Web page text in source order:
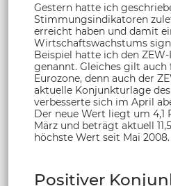
Gestern hatte ich
Stimmungsindikatoren
erreicht haben und damit
Wirtschaftswachstums
Beispiel hatte ich den
genannt. Gleiches gilt
Eurozone, denn auch der
aktuelle Konjunkturlage
verbesserte sich im April
Der neue Wert liegt um 4,1
März und beträgt aktuell
höchste Wert seit Mai 2008.
Positiver